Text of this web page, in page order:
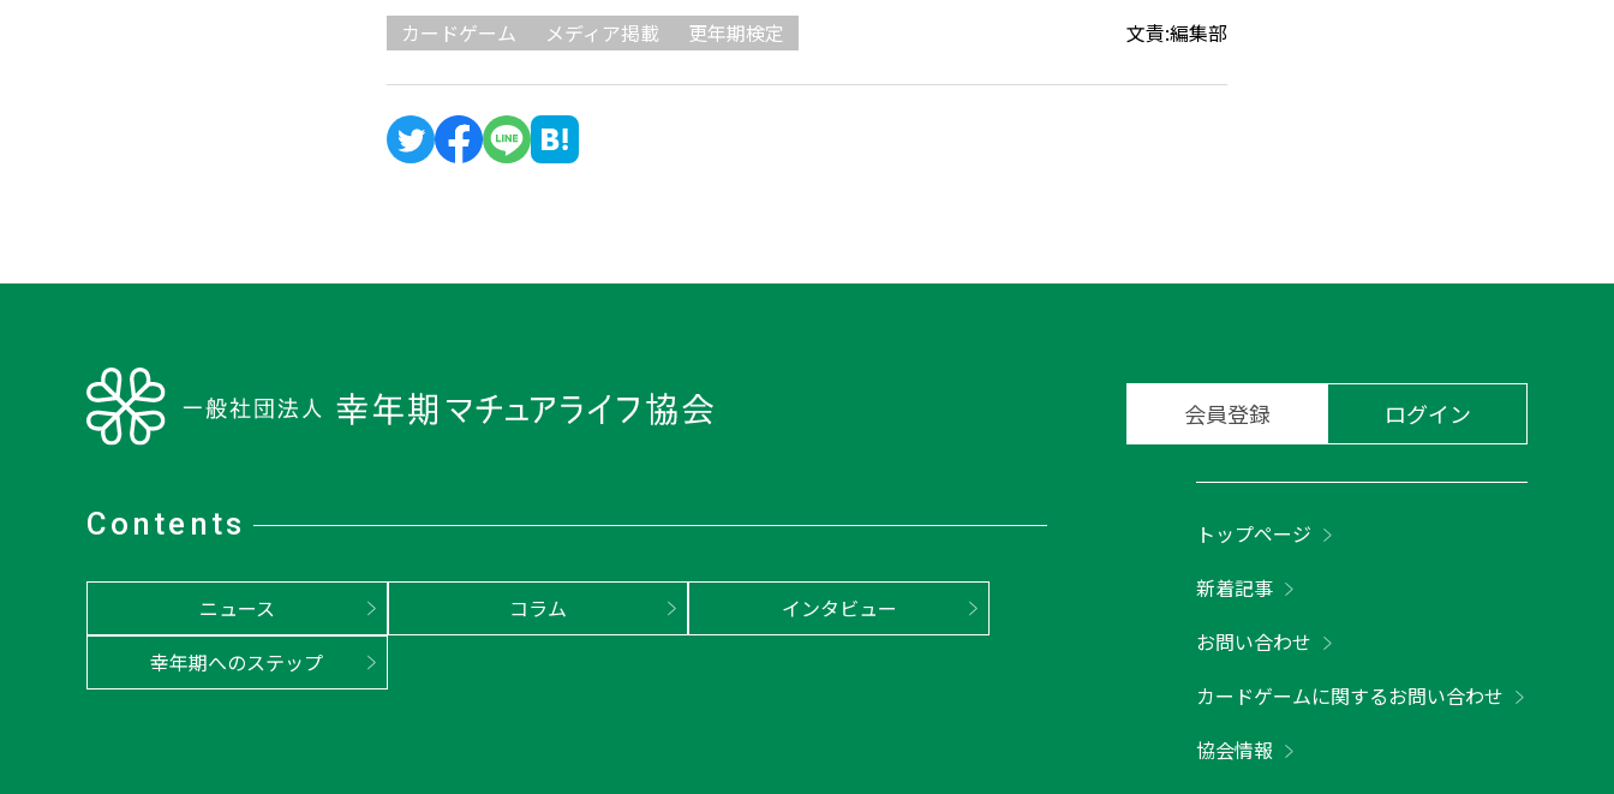
カードゲーム メディア掲載 更年期検定 文責:編集部
会員登録 ログイン
Contents
ニュース コラム
インタビュー
幸年期へのステップ
トップページ
新着記事
お問い合わせ
カードゲームに関するお問い合わせ
協会情報